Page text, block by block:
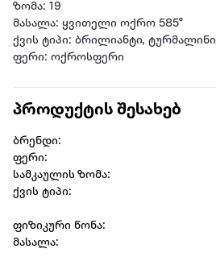
ზომა: 19
მასალა: ყვითელი ოქრო 585°
ქვის ტიპი: ბრილიანტი, ტურმალინი
ფერი: ოქროსფერი
პროდუქტის შესახებ
ბრენდი:
ფერი:
სამკაულის ზომა:
ქვის ტიპი:
ფიზიკური წონა:
მასალა: